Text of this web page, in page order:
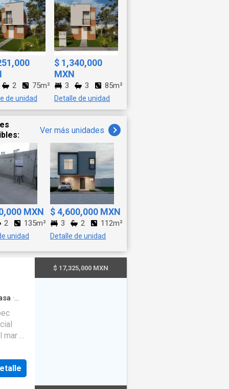
que
y
-
de
ID:
2 75m²
de unidad
$ 1,340,000
MXN
3 3 85m²
Detalle de unidad
Ver más unidades
MXN
2 135m²
unidad
$ 4,600,000 MXN
3 2 112m²
Detalle de unidad
·
a
$ 17,325,000 MXN